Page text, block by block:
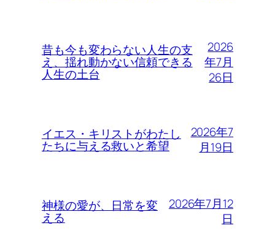
昔も今も変わらない人生の支
え、揺れ動かない信頼できる
人生の土台
2026
年7月
26日
イエス・キリストがわたし
たちに与える救いと希望
2026年7
月19日
神様の愛が、日常を変
える
2026年7月12
日